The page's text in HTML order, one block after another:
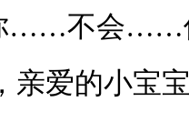
……不会……
爱的小宝